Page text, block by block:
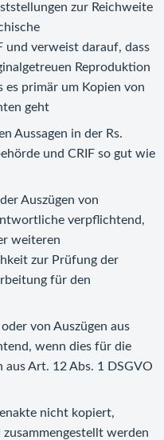
zur Reichweite
und verweist darauf, dass
Reproduktion
primär um Kopien von
geht
Aussagen in der Rs.
und CRIF so gut wie
Auszügen von
verpflichtend,
weiteren
zur Prüfung der
für den
von Auszügen aus
wenn dies für die
Art. 12 Abs. 1 DSGVO
nicht kopiert,
werden